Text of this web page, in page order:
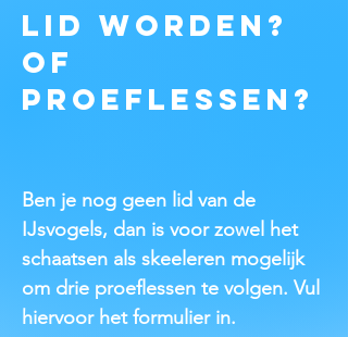
Lid worden?
of
Proeflessen?
Ben je nog geen lid van de
IJsvogels, dan is voor zowel het
schaatsen als skeeleren mogelijk
om drie proeflessen te volgen. Vul
hiervoor het formulier in.